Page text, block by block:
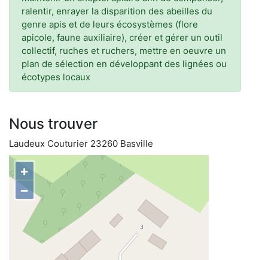
ralentir, enrayer la disparition des abeilles du
genre apis et de leurs écosystèmes (flore
apicole, faune auxiliaire), créer et gérer un outil
collectif, ruches et ruchers, mettre en oeuvre un
plan de sélection en développant des lignées ou
écotypes locaux
Nous trouver
Laudeux Couturier 23260 Basville
+
−